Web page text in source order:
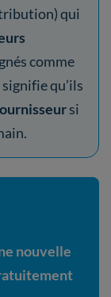
qui
comme
signifie qu’ils
si
nouvelle